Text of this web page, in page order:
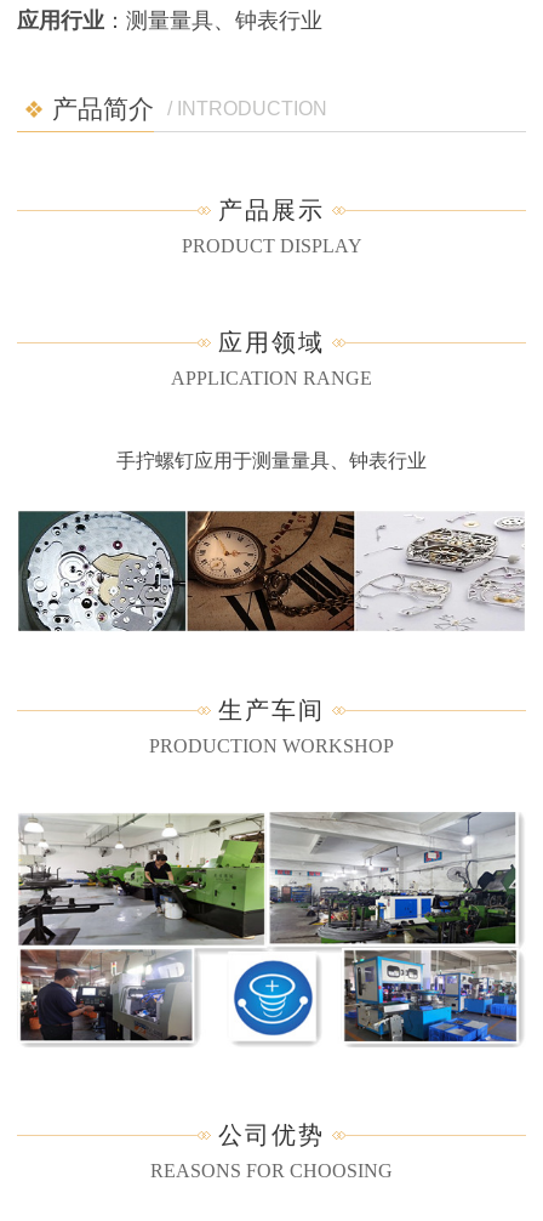
应用行业 ：测量量具、钟表行业
产品简介 / INTRODUCTION
产品展示
PRODUCT DISPLAY
应用领域
APPLICATION RANGE
手拧螺钉应用于测量量具、钟表行业
生产车间
PRODUCTION WORKSHOP
公司优势
REASONS FOR CHOOSING